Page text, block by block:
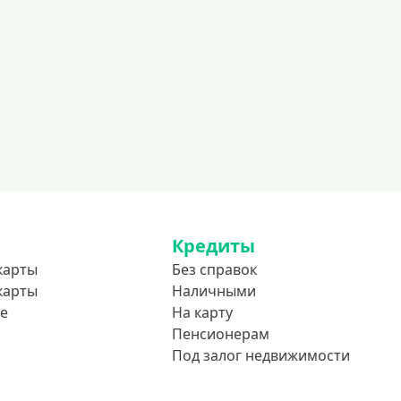
Visa Classic
UnionPay
Кредиты
Без справок
Наличными
На карту
Пенсионерам
Под залог недвижимости